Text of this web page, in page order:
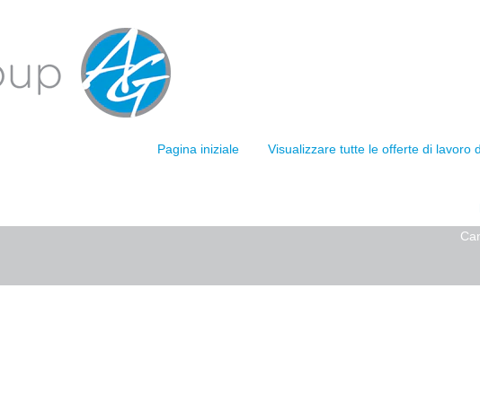
Pagina iniziale Visualizzare tutte le offerte di lavoro
"".
ARDAGH GROUP sono elencate di seguito.